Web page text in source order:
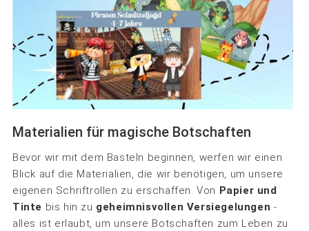
Materialien für magische Botschaften
Bevor wir mit dem Basteln beginnen, werfen wir einen
Blick auf die Materialien, die wir benötigen, um unsere
eigenen Schriftrollen zu erschaffen. Von Papier und
Tinte bis hin zu geheimnisvollen Versiegelungen -
alles ist erlaubt, um unsere Botschaften zum Leben zu